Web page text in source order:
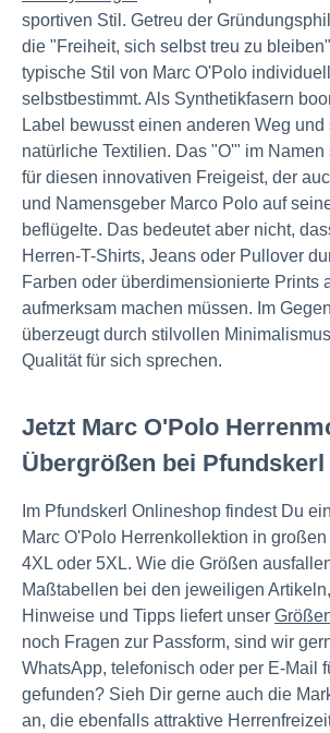
sportiven Stil. Getreu der
die "Freiheit, sich selbst treu zu
typische Stil von Marc O'Polo
selbstbestimmt. Als Synthetikfasern
Label bewusst einen anderen Weg und
natürliche Textilien. Das "O'" im Namen
für diesen innovativen Freigeist, der
und Namensgeber Marco Polo auf
beflügelte. Das bedeutet aber nicht,
Herren-T-Shirts, Jeans oder Pullover
Farben oder überdimensionierte Prints
aufmerksam machen müssen. Im
überzeugt durch stilvollen
Qualität für sich sprechen.
Jetzt Marc O'Polo
Übergrößen bei Pfundskerl
Im Pfundskerl Onlineshop findest Du
Marc O'Polo Herrenkollektion in
4XL oder 5XL. Wie die Größen
Maßtabellen bei den jeweiligen
Hinweise und Tipps liefert unser
noch Fragen zur Passform, sind wir
WhatsApp, telefonisch oder per E-Mail
gefunden? Sieh Dir gerne auch die
an, die ebenfalls attraktive